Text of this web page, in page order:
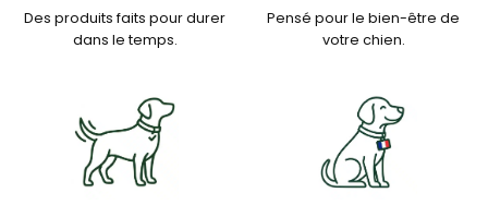
Des produits faits pour durer
dans le temps.
Pensé pour le bien-être de
votre chien.